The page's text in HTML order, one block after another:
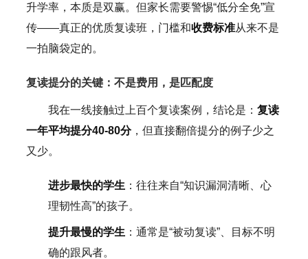
升学率，本质是双赢。但家长需要警惕“低分全免”宣
传——真正的优质复读班，门槛和收费标准从来不是
一拍脑袋定的。
复读提分的关键：不是费用，是匹配度
我在一线接触过上百个复读案例，结论是： 复读
一年平均提分40-80分，但直接翻倍提分的例子少之
又少。
进步最快的学生 ：往往来自“知识漏洞清晰、心
理韧性高”的孩子。
提升最慢的学生 ：通常是“被动复读”、目标不明
确的跟风者。